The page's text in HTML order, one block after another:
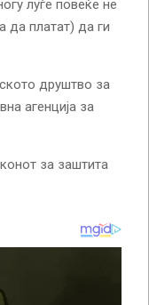
луѓе повеќе не
да платат) да ги
друштво за
агенција за
за заштита